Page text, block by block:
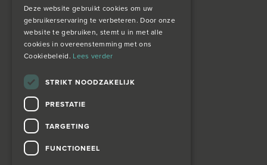
over ons
Deze website gebruikt cookies om uw
gebruikerservaring te verbeteren. Door onze
website te gebruiken, stemt u in met alle
cookies in overeenstemming met ons
Cookiebeleid. Lees verder
STRIKT NOODZAKELIJK
PRESTATIE
TARGETING
FUNCTIONEEL